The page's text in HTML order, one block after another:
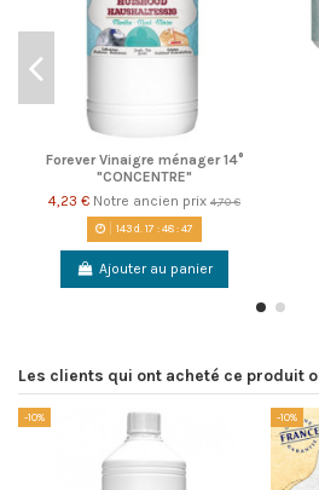
Forever Vinaigre ménager 14°
"CONCENTRE"
4,23 € Notre ancien prix 4,70 €
143d.17 :48:46
Ajouter au panier
Les clients qui ont acheté ce produit
-10% -10%